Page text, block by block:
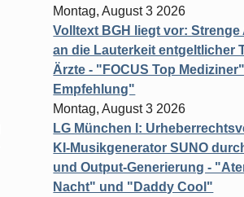
Montag, August 3 2026
Volltext BGH liegt vor:
an die Lauterkeit entgeltlicher
Ärzte - "FOCUS Top
Empfehlung"
Montag, August 3 2026
LG München I:
KI-Musikgenerator SUNO
und Output-Generierung -
Nacht" und "Daddy Cool"